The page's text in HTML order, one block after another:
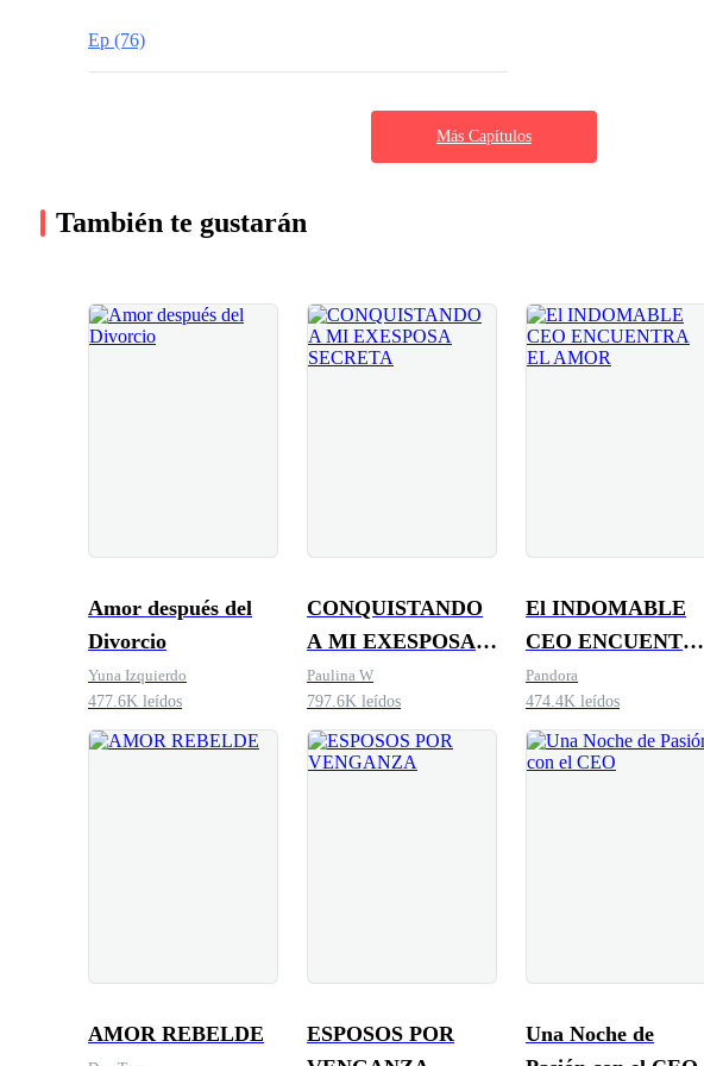
Ep (76)
Más Capítulos
También te gustarán
Amor después del
Divorcio
Yuna Izquierdo
477.6K leídos
CONQUISTANDO
A MI EXESPOSA
SECRETA
Paulina W
797.6K leídos
El INDOMABLE
CEO ENCUENTRA
EL AMOR
Pandora
474.4K leídos
AMOR REBELDE
ESPOSOS POR
Una Noche de